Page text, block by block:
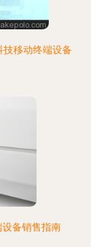
移动终端设备
备销售指南